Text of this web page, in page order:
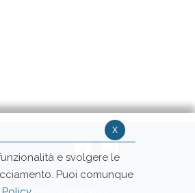
x
e svolgere le
Puoi comunque